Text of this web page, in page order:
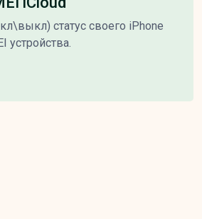
статус своего iPhone
устройства.